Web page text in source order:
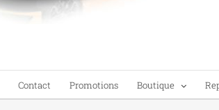
Contact Promotions Boutique